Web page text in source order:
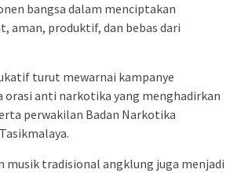
bangsa dalam menciptakan
aman, produktif, dan bebas dari
turut mewarnai kampanye
orasi anti narkotika yang menghadirkan
perwakilan Badan Narkotika
musik tradisional angklung juga menjadi